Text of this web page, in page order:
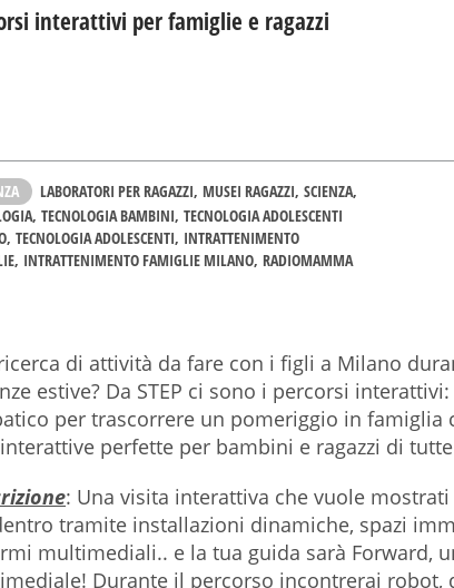
interattivi per famiglie e ragazzi
LABORATORI PER RAGAZZI MUSEI RAGAZZI SCIENZA
TECNOLOGIA BAMBINI TECNOLOGIA ADOLESCENTI
TECNOLOGIA ADOLESCENTI INTRATTENIMENTO
INTRATTENIMENTO FAMIGLIE MILANO RADIOMAMMA
di attività da fare con i figli a Milano
estive? Da STEP ci sono i percorsi
per trascorrere un pomeriggio in famiglia
perfette per bambini e ragazzi di
: Una visita interattiva che vuole
tramite installazioni dinamiche, spazi
multimediali.. e la tua guida sarà Forward,
Durante il percorso incontrerai robot,